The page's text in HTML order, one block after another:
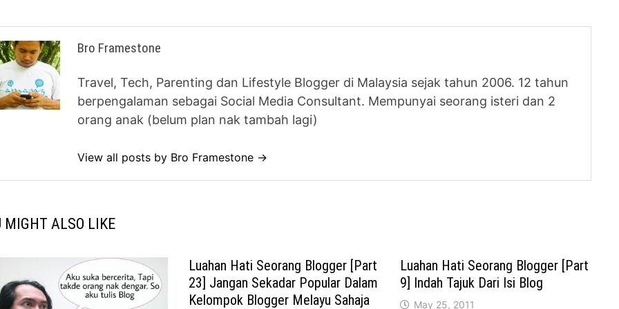
Bro Framestone
Travel, Tech, Parenting dan Lifestyle Blogger di Malaysia sejak tahun 2006. 12 tahun
berpengalaman sebagai Social Media Consultant. Mempunyai seorang isteri dan 2
orang anak (belum plan nak tambah lagi)
View all posts by Bro Framestone →
MIGHT ALSO LIKE
Luahan Hati Seorang Blogger [Part
23] Jangan Sekadar Popular Dalam
Kelompok Blogger Melayu Sahaja
Luahan Hati Seorang Blogger [Part
9] Indah Tajuk Dari Isi Blog
May 25, 2011